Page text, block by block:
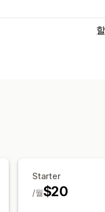
Starter
$20
/월